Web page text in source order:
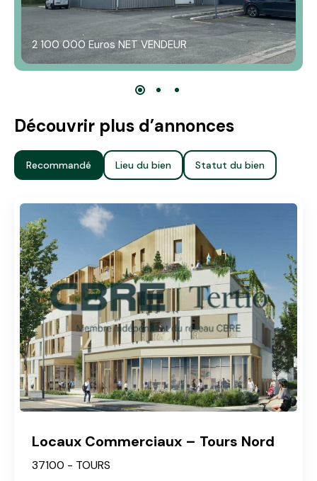
2 100 000 Euros NET VENDEUR
Découvrir plus d’annonces
Recommandé Lieu du bien Statut du bien
Locaux Commerciaux – Tours Nord
37100 - TOURS